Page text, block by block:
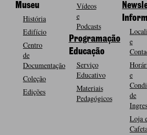
Museu
História
Edifício
Centro
de
Documentação
Coleção
Edições
Vídeos
e
Podcasts
Programação
Educação
Serviço
Educativo
Materiais
Pedagógicos
e
e
de
Loja